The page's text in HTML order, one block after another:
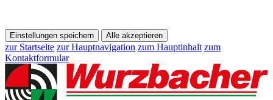
Einstellungen speichern Alle akzeptieren
zur Startseite zur Hauptnavigation zum Hauptinhalt zum
Kontaktformular